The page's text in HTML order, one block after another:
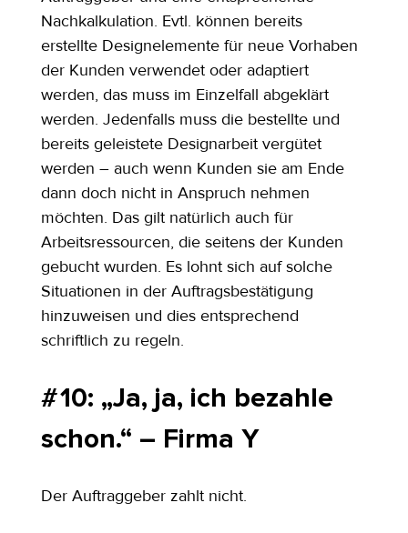
Nachkalkulation. Evtl. können bereits
erstellte Designelemente für neue Vorhaben
der Kunden verwendet oder adaptiert
werden, das muss im Einzelfall abgeklärt
werden. Jedenfalls muss die bestellte und
bereits geleistete Designarbeit vergütet
werden – auch wenn Kunden sie am Ende
dann doch nicht in Anspruch nehmen
möchten. Das gilt natürlich auch für
Arbeitsressourcen, die seitens der Kunden
gebucht wurden. Es lohnt sich auf solche
Situationen in der Auftragsbestätigung
hinzuweisen und dies entsprechend
schriftlich zu regeln.
# 10: „Ja, ja, ich bezahle
schon.“ – Firma Y
Der Auftraggeber zahlt nicht.